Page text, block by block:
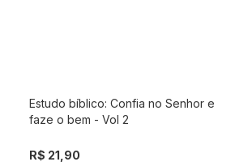
Comprar
Estudo bíblico: Confia no Senhor e
faze o bem - Vol 2
R$ 21,90